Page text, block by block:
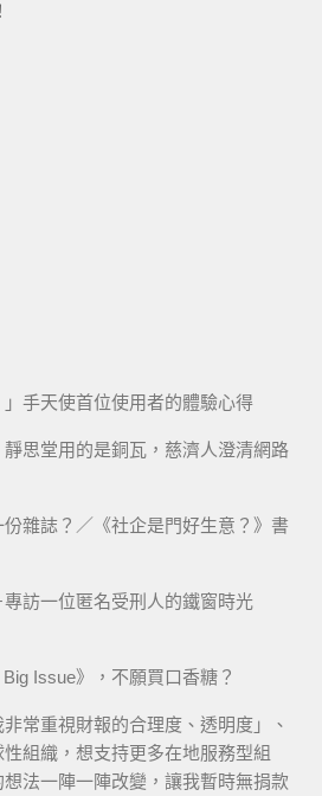
」手天使首位使用者的體驗心得
思堂用的是銅瓦，慈濟人澄清網路
份雜誌？／《社企是門好生意？》書
訪一位匿名受刑人的鐵窗時光
Issue》，不願買口香糖？
非常重視財報的合理度、透明度」、
性組織，想支持更多在地服務型組
法一陣一陣改變，讓我暫時無捐款